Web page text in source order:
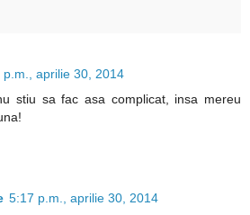
p.m., aprilie 30, 2014
stiu sa fac asa complicat, insa mereu
5:17 p.m., aprilie 30, 2014